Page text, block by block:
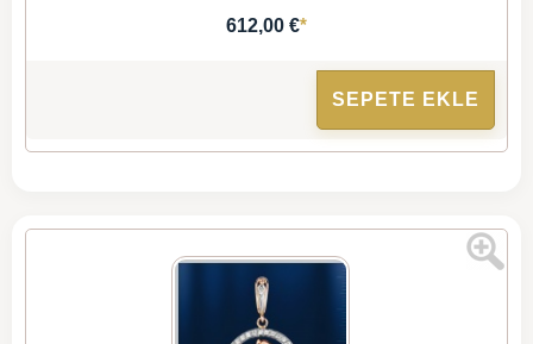
612,00 €*
SEPETE EKLE